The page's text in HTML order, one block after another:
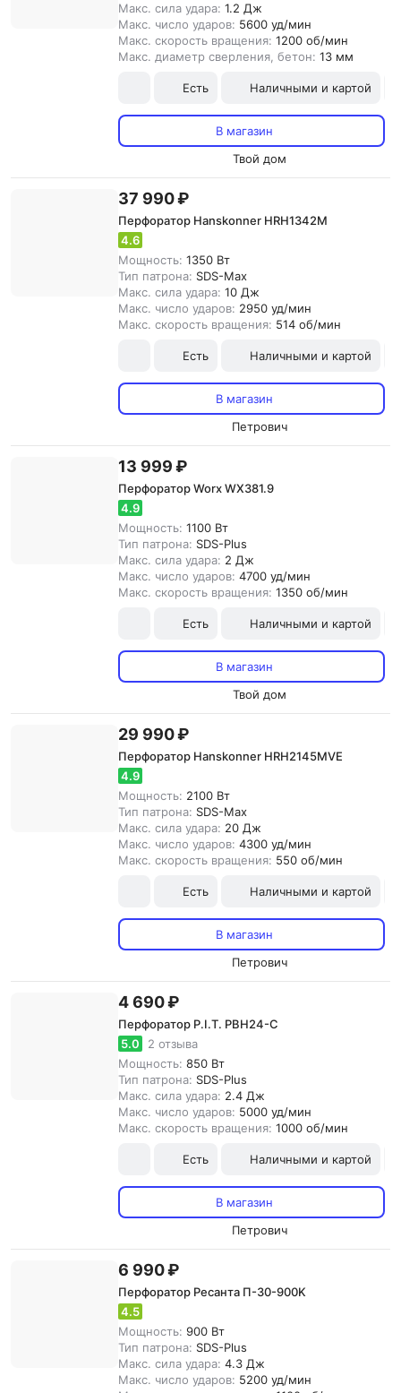
Макс. сила удара: 1.2 Дж
Макс. число ударов: 5600 уд/мин
Макс. скорость вращения: 1200 об/мин
Макс. диаметр сверления, бетон: 13 мм
Есть Наличными и картой
В магазин
Твой дом
37 990 ₽
Перфоратор Hanskonner HRH1342M
4.6
Мощность: 1350 Вт
Тип патрона: SDS-Max
Макс. сила удара: 10 Дж
Макс. число ударов: 2950 уд/мин
Макс. скорость вращения: 514 об/мин
Есть Наличными и картой
В магазин
Петрович
13 999 ₽
Перфоратор Worx WX381.9
4.9
Мощность: 1100 Вт
Тип патрона: SDS-Plus
Макс. сила удара: 2 Дж
Макс. число ударов: 4700 уд/мин
Макс. скорость вращения: 1350 об/мин
Есть Наличными и картой
В магазин
Твой дом
29 990 ₽
Перфоратор Hanskonner HRH2145MVE
4.9
Мощность: 2100 Вт
Тип патрона: SDS-Max
Макс. сила удара: 20 Дж
Макс. число ударов: 4300 уд/мин
Макс. скорость вращения: 550 об/мин
Есть Наличными и картой
В магазин
Петрович
4 690 ₽
Перфоратор P.I.T. PBH24-C
5.0
2 отзыва
Мощность: 850 Вт
Тип патрона: SDS-Plus
Макс. сила удара: 2.4 Дж
Макс. число ударов: 5000 уд/мин
Макс. скорость вращения: 1000 об/мин
Есть Наличными и картой
В магазин
Петрович
6 990 ₽
Перфоратор Ресанта П-30-900K
4.5
Мощность: 900 Вт
Тип патрона: SDS-Plus
Макс. сила удара: 4.3 Дж
Макс. число ударов: 5200 уд/мин